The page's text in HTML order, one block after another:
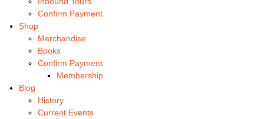
Confirm Payment
Shop
Merchandise
Books
Confirm Payment
Membership
Blog
History
Current Events